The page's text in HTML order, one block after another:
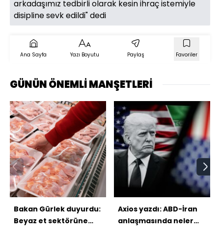
arkadaşımız tedbirli olarak kesin ihraç istemiyle
disipline sevk edildi" dedi
Ana Sayfa Yazı Boyutu Paylaş Favoriler
GÜNÜN ÖNEMLİ MANŞETLERİ
Bakan Gürlek duyurdu:
Beyaz et sektörüne
Axios yazdı: ABD-İran
anlaşmasında neler